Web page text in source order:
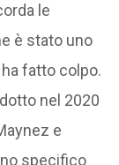
le
è stato uno
fatto colpo.
nel 2020
e
specifico